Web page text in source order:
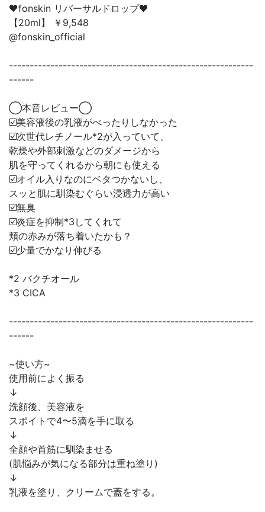
🖤fonskin リバーサルドロップ🖤
【20ml】 ￥9,548
@fonskin_official
-----------------------------------------------------------
------
◯本音レビュー◯
☑️美容液後の乳液がべったりしなかった
☑️次世代レチノール*2が入っていて、
乾燥や外部刺激などのダメージから
肌を守ってくれるから朝にも使える
☑️オイル入りなのにベタつかないし、
スッと肌に馴染むぐらい浸透力が高い
☑️無臭
☑️炎症を抑制*3してくれて
頬の赤みが落ち着いたかも？
☑️少量でかなり伸びる
*2 バクチオール
*3 CICA
-----------------------------------------------------------
------
~使い方~
使用前によく振る
↓
洗顔後、美容液を
スポイトで4〜5滴を手に取る
↓
全顔や首筋に馴染ませる
(肌悩みが気になる部分は重ね塗り)
↓
乳液を塗り、クリームで蓋をする。